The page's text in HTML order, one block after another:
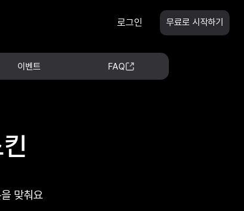
로그인
이벤트 FAQ
무료로 시작하기